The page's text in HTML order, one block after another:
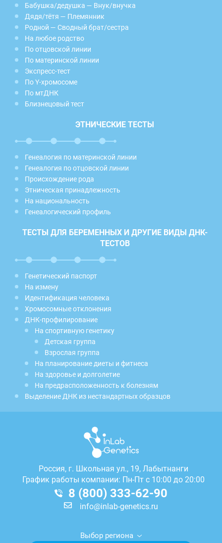
Бабушка/дедушка — Внук/внучка
Дядя/тётя — Племянник
Родной — Сводный брат/сестра
На любое родство
По отцовской линии
По материнской линии
Экспресс-тест
По Y-хромосоме
По мтДНК
Близнецовый тест
ЭТНИЧЕСКИЕ ТЕСТЫ
Генеалогия по материнской линии
Генеалогия по отцовской линии
Происхождение рода
Этническая принадлежность
На национальность
Генеалогический профиль
ТЕСТЫ ДЛЯ БЕРЕМЕННЫХ И ДРУГИЕ ВИДЫ ДНК-
ТЕСТОВ
Генетический паспорт
На измену
Идентификация человека
Хромосомные отклонения
ДНК-профилирование
На спортивную генетику
Детская группа
Взрослая группа
На планирование диеты и фитнеса
На здоровье и долголетие
На предрасположенность к болезням
Выделение ДНК из нестандартных образцов
Россия, г. Школьная ул., 19, Лабытнанги
График работы компании: Пн-Пт с 10:00 до 20:00
8 (800) 333-62-90
info@inlab-genetics.ru
Выбор региона